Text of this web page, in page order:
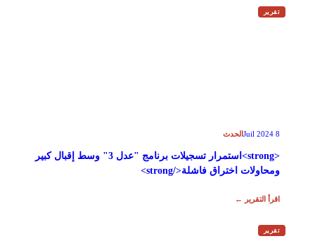
تقرير
8 Juil 2024 الحدث
<strong>استمرار تسجيلات برنامج "عدل 3" وسط إقبال كبير
ومحاولات اختراق فاشلة</strong>
اقرأ التقرير ←
تقرير